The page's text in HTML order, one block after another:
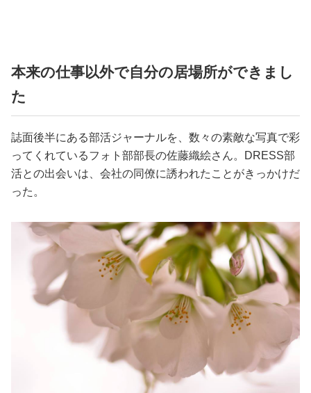
本来の仕事以外で自分の居場所ができまし
た
誌面後半にある部活ジャーナルを、数々の素敵な写真で彩
ってくれているフォト部部長の佐藤織絵さん。DRESS部
活との出会いは、会社の同僚に誘われたことがきっかけだ
った。